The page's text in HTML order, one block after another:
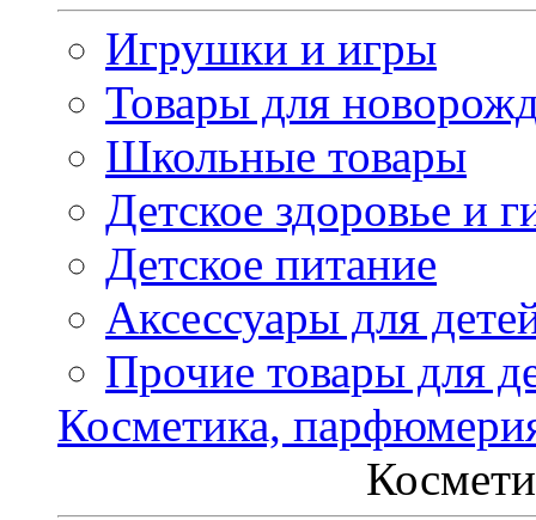
Игрушки и игры
Товары для
Школьные товары
Детское здоровье и
Детское питание
Аксессуары для
Прочие товары для
Косметика,